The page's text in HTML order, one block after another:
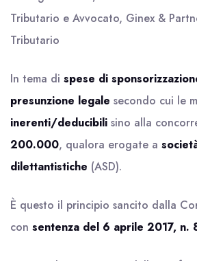
Tributario e Avvocato, Ginex &
Tributario
In tema di spese di
presunzione legale secondo cui le
inerenti/deducibili sino alla
200.000, qualora erogate a
dilettantistiche (ASD).
È questo il principio sancito dalla
con sentenza del 6 aprile 2017, n.